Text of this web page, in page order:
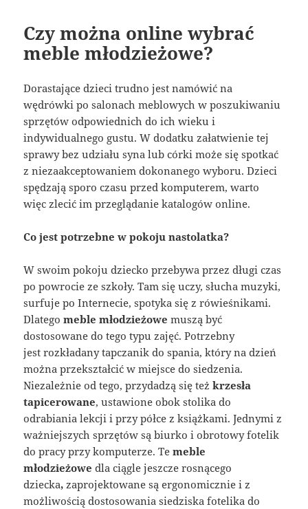
Czy można online wybrać
meble młodzieżowe?
Dorastające dzieci trudno jest namówić na
wędrówki po salonach meblowych w poszukiwaniu
sprzętów odpowiednich do ich wieku i
indywidualnego gustu. W dodatku załatwienie tej
sprawy bez udziału syna lub córki może się spotkać
z niezaakceptowaniem dokonanego wyboru. Dzieci
spędzają sporo czasu przed komputerem, warto
więc zlecić im przeglądanie katalogów online.
Co jest potrzebne w pokoju nastolatka?
W swoim pokoju dziecko przebywa przez długi czas
po powrocie ze szkoły. Tam się uczy, słucha muzyki,
surfuje po Internecie, spotyka się z rówieśnikami.
Dlategomeble młodzieżowe muszą być
dostosowane do tego typu zajęć. Potrzebny
jest rozkładany tapczanik do spania, który na dzień
można przekształcić w miejsce do siedzenia.
Niezależnie od tego, przydadzą się teżkrzesła
tapicerowane, ustawione obok stolika do
odrabiania lekcji i przy półce z książkami. Jednymi z
ważniejszych sprzętów są biurko i obrotowy fotelik
do pracy przy komputerze. Temeble
młodzieżowedla ciągle jeszcze rosnącego
dziecka, zaprojektowane są ergonomicznie i z
możliwością dostosowania siedziska fotelika do